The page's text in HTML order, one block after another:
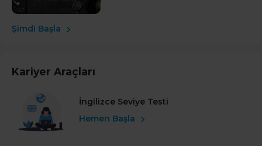
Şimdi Başla
Kariyer Araçları
İngilizce Seviye Testi
Hemen Başla